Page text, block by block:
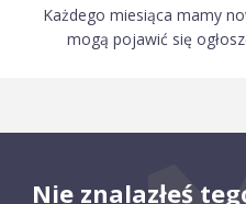
Każdego miesiąca mamy
mogą pojawić się
Nie znalazłeś